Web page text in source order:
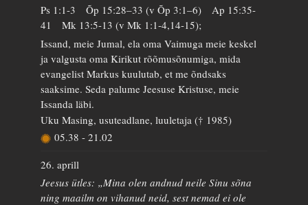
Ps 1:1-3 Õp 15:28–33 (v Õp 3:1–6) Ap 15:35-
41 Mk 13:5-13 (v Mk 1:1-4,14-15);
Issand, meie Jumal, ela oma Vaimuga meie keskel
ja valgusta oma Kirikut rõõmusõnumiga, mida
evangelist Markus kuulutab, et me õndsaks
saaksime. Seda palume Jeesuse Kristuse, meie
Issanda läbi.
Uku Masing, usuteadlane, luuletaja († 1985)
05.38 - 21.02
26. aprill
Jeesus ütles: „Mina olen andnud neile Sinu sõna
ning maailm on vihanud neid, sest nemad ei ole